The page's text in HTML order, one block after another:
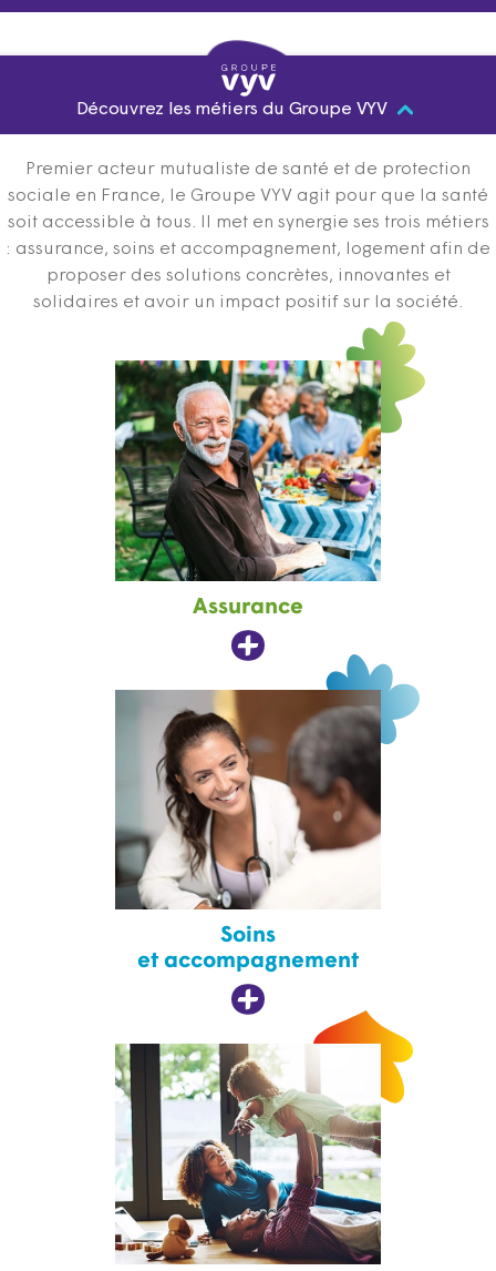
Découvrez les métiers du Groupe VYV
Premier acteur mutualiste de santé et de protection
sociale en France, le Groupe VYV agit pour que la santé
soit accessible à tous. Il met en synergie ses trois métiers
: assurance, soins et accompagnement, logement afin de
proposer des solutions concrètes, innovantes et
solidaires et avoir un impact positif sur la société.
Assurance
Soins
et accompagnement